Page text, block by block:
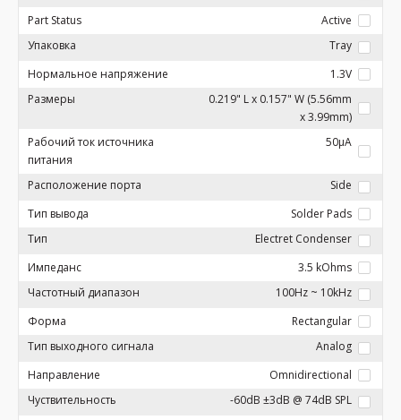
Part Status
Active
Упаковка
Tray
Нормальное напряжение
1.3V
Размеры
0.219" L x 0.157" W (5.56mm
x 3.99mm)
Рабочий ток источника
питания
50µA
Расположение порта
Side
Тип вывода
Solder Pads
Тип
Electret Condenser
Импеданс
3.5 kOhms
Частотный диапазон
100Hz ~ 10kHz
Форма
Rectangular
Тип выходного сигнала
Analog
Направление
Omnidirectional
Чуствительность
-60dB ±3dB @ 74dB SPL